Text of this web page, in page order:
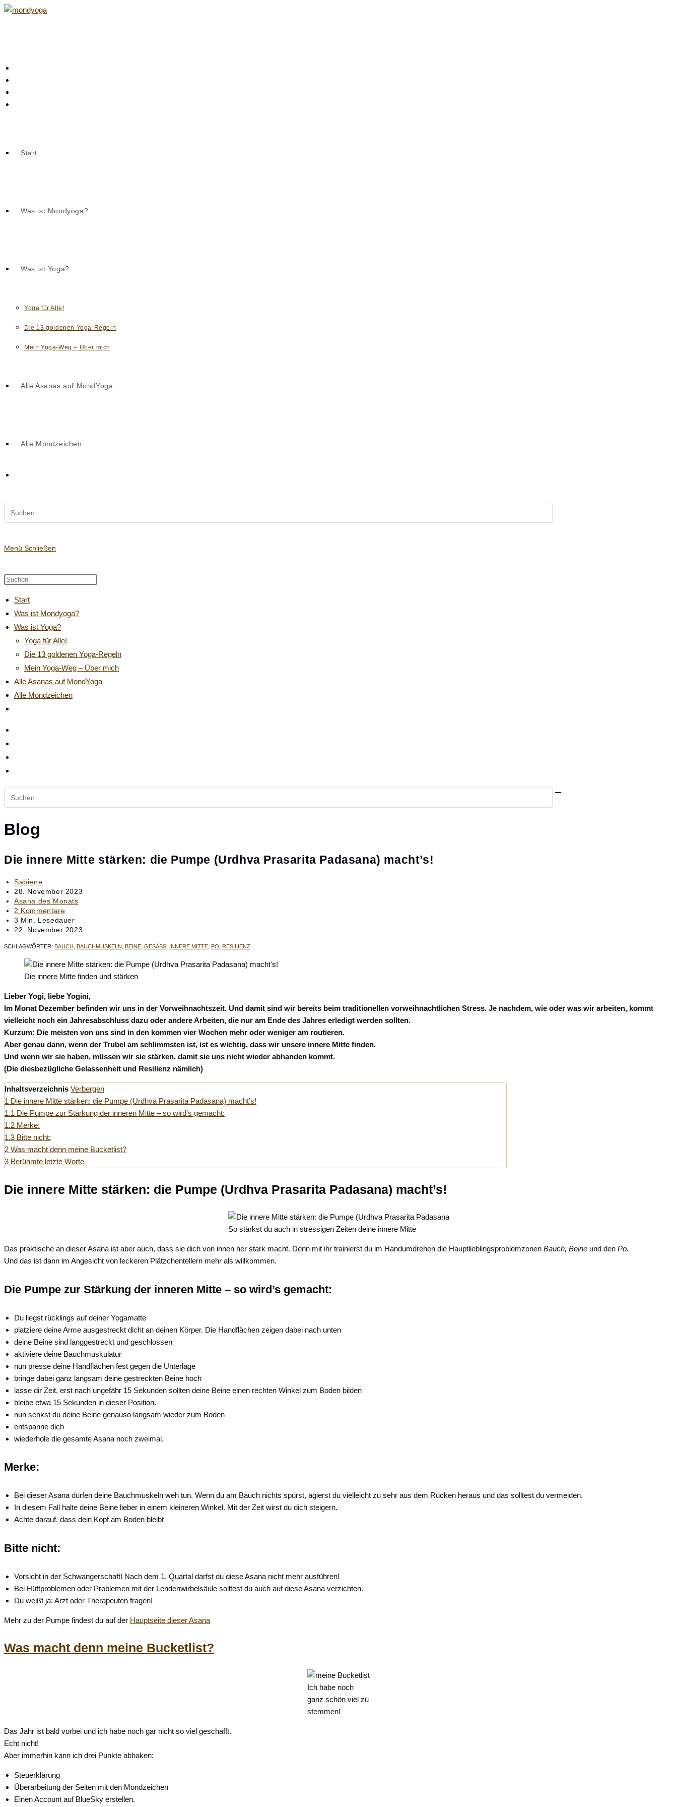
Zum
Start
Was ist Mondyoga?
Was ist Yoga?
Yoga für Alle!
Die 13 goldenen Yoga-Regeln
Mein Yoga-Weg – Über mich
Alle Asanas auf MondYoga
Alle Mondzeichen
Suche
Website
durchsuchen
Menü Schließen
Diese
durchsuchen
panel.
Start
Was ist Mondyoga?
Was ist Yoga?
Yoga für Alle!
Die 13 goldenen Yoga-Regeln
Mein Yoga-Weg – Über mich
Alle Asanas auf MondYoga
Alle Mondzeichen
Website
durchsuchen
Blog
Die innere Mitte stärken: die Pumpe (Urdhva Prasarita Padasana) macht’s!
Beitrags-
Autor:
Sabiene
Beitrag
veröffentlicht:
28. November 2023
Beitrags-
Kategorie:
Asana des Monats
Beitrags-
Kommentare:
2 Kommentare
Lesedauer:
3 Min. Lesedauer
Beitrag
geändert
am:
22. November 2023
SCHLAGWÖRTER: BAUCH , BAUCHMUSKELN, BEINE, GESÄSS , INNERE MITTE, PO, RESILIENZ
Die innere Mitte finden und stärken
Lieber Yogi, liebe Yogini,
Im Monat Dezember befinden wir uns in der Vorweihnachtszeit. Und damit sind wir bereits beim traditionellen vorweihnachtlichen Stress. Je nachdem, wie oder was wir arbeiten, kommt
vielleicht noch ein Jahresabschluss dazu oder andere Arbeiten, die nur am Ende des Jahres erledigt werden sollten.
Kurzum: Die meisten von uns sind in den kommen vier Wochen mehr oder weniger am routieren.
Aber genau dann, wenn der Trubel am schlimmsten ist, ist es wichtig, dass wir unsere innere Mitte finden.
Und wenn wir sie haben, müssen wir sie stärken, damit sie uns nicht wieder abhanden kommt.
(Die diesbezügliche Gelassenheit und Resilienz nämlich)
Inhaltsverzeichnis Verbergen
1 Die innere Mitte stärken: die Pumpe (Urdhva Prasarita Padasana) macht’s!
1.1 Die Pumpe zur Stärkung der inneren Mitte – so wird’s gemacht:
1.2 Merke:
1.3 Bitte nicht:
2 Was macht denn meine Bucketlist?
3 Berühmte letzte Worte
Die innere Mitte stärken: die Pumpe (Urdhva Prasarita Padasana) macht’s!
So stärkst du auch in stressigen Zeiten deine innere Mitte
Das praktische an dieser Asana ist aber auch, dass sie dich von innen her stark macht. Denn mit ihr trainierst du im Handumdrehen die Hauptlieblingsproblemzonen Bauch, Beine und den Po.
Und das ist dann im Angesicht von leckeren Plätzchentellern mehr als willkommen.
Die Pumpe zur Stärkung der inneren Mitte – so wird’s gemacht:
Du liegst rücklings auf deiner Yogamatte
platziere deine Arme ausgestreckt dicht an deinen Körper. Die Handflächen zeigen dabei nach unten
deine Beine sind langgestreckt und geschlossen
aktiviere deine Bauchmuskulatur
nun presse deine Handflächen fest gegen die Unterlage
bringe dabei ganz langsam deine gestreckten Beine hoch
lasse dir Zeit, erst nach ungefähr 15 Sekunden sollten deine Beine einen rechten Winkel zum Boden bilden
bleibe etwa 15 Sekunden in dieser Position.
nun senkst du deine Beine genauso langsam wieder zum Boden
entspanne dich
wiederhole die gesamte Asana noch zweimal.
Merke:
Bei dieser Asana dürfen deine Bauchmuskeln weh tun. Wenn du am Bauch nichts spürst, agierst du vielleicht zu sehr aus dem Rücken heraus und das solltest du vermeiden.
In diesem Fall halte deine Beine lieber in einem kleineren Winkel. Mit der Zeit wirst du dich steigern.
Achte darauf, dass dein Kopf am Boden bleibt
Bitte nicht:
Vorsicht in der Schwangerschaft! Nach dem 1. Quartal darfst du diese Asana nicht mehr ausführen!
Bei Hüftproblemen oder Problemen mit der Lendenwirbelsäule solltest du auch auf diese Asana verzichten.
Du weißt ja: Arzt oder Therapeuten fragen!
Mehr zu der Pumpe findest du auf der Hauptseite dieser Asana
Was macht denn meine Bucketlist?
Ich habe noch
ganz schön viel zu
stemmen!
Das Jahr ist bald vorbei und ich habe noch gar nicht so viel geschafft.
Echt nicht!
Aber immerhin kann ich drei Punkte abhaken:
Steuerklärung
Überarbeitung der Seiten mit den Mondzeichen
Einen Account auf BlueSky erstellen.